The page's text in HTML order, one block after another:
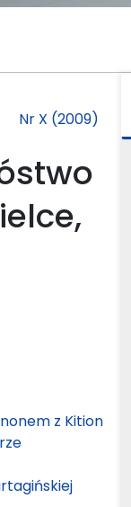
Nr X (2009)
z Kition